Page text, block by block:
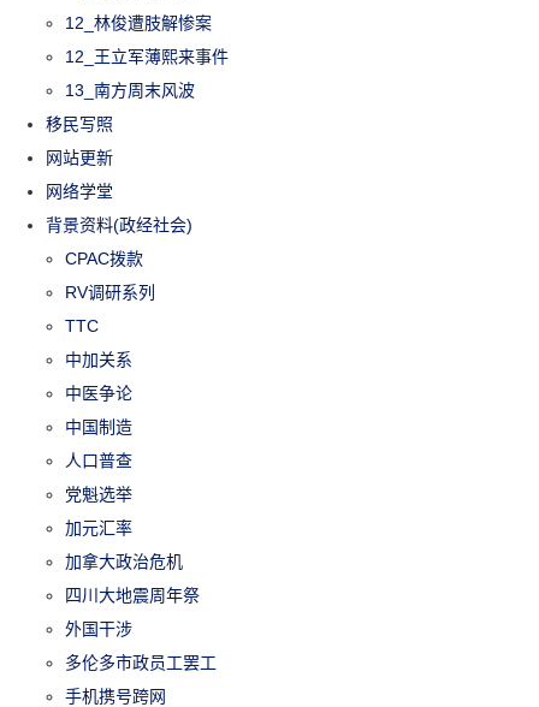
12_林俊遭肢解惨案
12_王立军薄熙来事件
13_南方周末风波
移民写照
网站更新
网络学堂
背景资料(政经社会)
CPAC拨款
RV调研系列
TTC
中加关系
中医争论
中国制造
人口普查
党魁选举
加元汇率
加拿大政治危机
四川大地震周年祭
外国干涉
多伦多市政员工罢工
手机携号跨网